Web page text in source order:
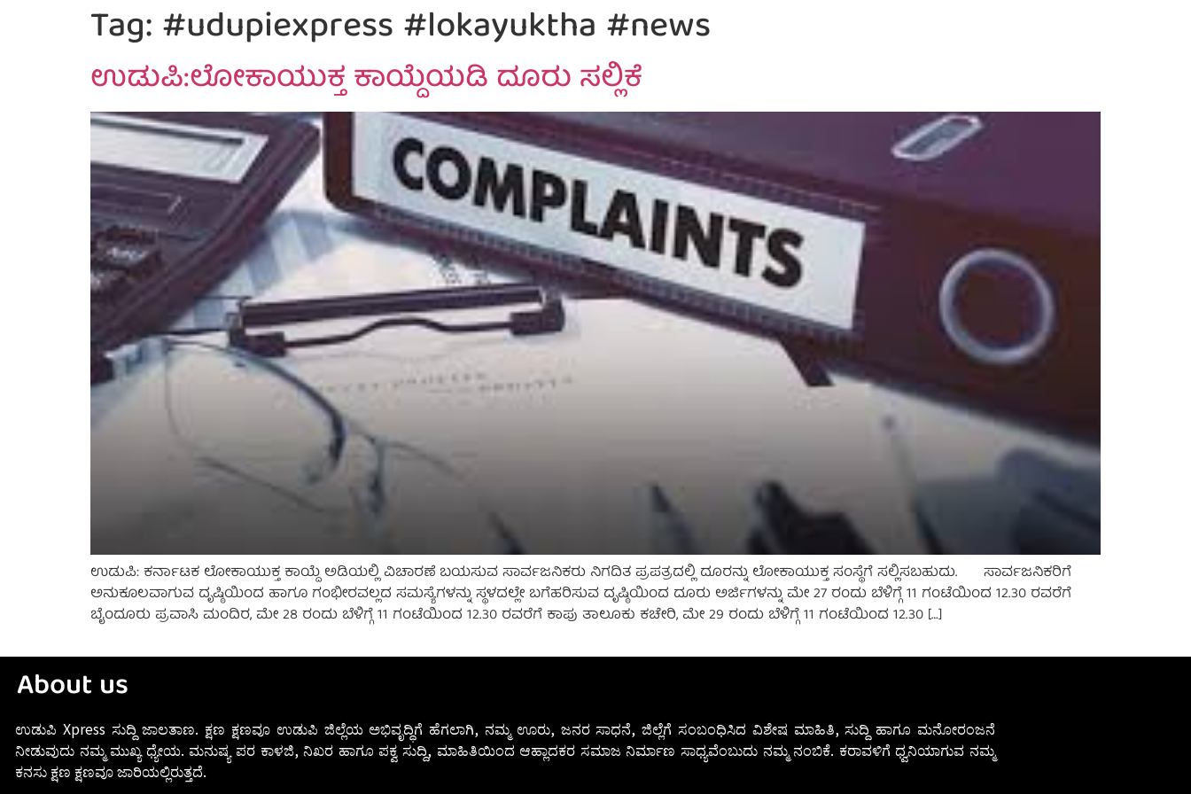
Tag:#udupiexpress #lokayuktha #news
ಉಡುಪಿ:ಲೋಕಾಯುಕ್ತ ಕಾಯ್ದೆಯಡಿ ದೂರು ಸಲ್ಲಿಕೆ
ಉಡುಪಿ: ಕರ್ನಾಟಕ ಲೋಕಾಯುಕ್ತ ಕಾಯ್ದೆ ಅಡಿಯಲ್ಲಿ ವಿಚಾರಣೆ ಬಯಸುವ ಸಾರ್ವಜನಿಕರು ನಿಗದಿತ ಪ್ರಪತ್ರದಲ್ಲಿ ದೂರನ್ನು ಲೋಕಾಯುಕ್ತ ಸಂಸ್ಥೆಗೆ ಸಲ್ಲಿಸಬಹುದು. ಸಾರ್ವಜನಿಕರಿಗೆ
ಅನುಕೂಲವಾಗುವ ದೃಷ್ಠಿಯಿಂದ ಹಾಗೂ ಗಂಭೀರವಲ್ಲದ ಸಮಸ್ಯೆಗಳನ್ನು ಸ್ಥಳದಲ್ಲೇ ಬಗೆಹರಿಸುವ ದೃಷ್ಠಿಯಿಂದ ದೂರು ಅರ್ಜಿಗಳನ್ನು ಮೇ 27 ರಂದು ಬೆಳಿಗ್ಗೆ 11 ಗಂಟೆಯಿಂದ 12.30 ರವರೆಗೆ
ಬೈಂದೂರು ಪ್ರವಾಸಿ ಮಂದಿರ, ಮೇ 28 ರಂದು ಬೆಳಿಗ್ಗೆ 11 ಗಂಟೆಯಿಂದ 12.30 ರವರೆಗೆ ಕಾಪು ತಾಲೂಕು ಕಚೇರಿ, ಮೇ 29 ರಂದು ಬೆಳಿಗ್ಗೆ 11 ಗಂಟೆಯಿಂದ 12.30 […]
About us
ಉಡುಪಿ Xpress ಸುದ್ದಿ ಜಾಲತಾಣ. ಕ್ಷಣ ಕ್ಷಣವೂ ಉಡುಪಿ ಜಿಲ್ಲೆಯ ಅಭಿವೃದ್ಧಿಗೆ ಹೆಗಲಾಗಿ, ನಮ್ಮ ಊರು, ಜನರ ಸಾಧನೆ, ಜಿಲ್ಲೆಗೆ ಸಂಬಂಧಿಸಿದ ವಿಶೇಷ ಮಾಹಿತಿ, ಸುದ್ದಿ ಹಾಗೂ ಮನೋರಂಜನೆ
ನೀಡುವುದು ನಮ್ಮ ಮುಖ್ಯ ಧ್ಯೇಯ. ಮನುಷ್ಯ ಪರ ಕಾಳಜಿ, ನಿಖರ ಹಾಗೂ ಪಕ್ವ ಸುದ್ದಿ, ಮಾಹಿತಿಯಿಂದ ಆಹ್ಲಾದಕರ ಸಮಾಜ ನಿರ್ಮಾಣ ಸಾಧ್ಯವೆಂಬುದು ನಮ್ಮ ನಂಬಿಕೆ. ಕರಾವಳಿಗೆ ಧ್ವನಿಯಾಗುವ ನಮ್ಮ
ಕನಸು ಕ್ಷಣ ಕ್ಷಣವೂ ಜಾರಿಯಲ್ಲಿರುತ್ತದೆ.